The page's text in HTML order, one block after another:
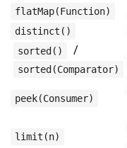
flatMap(Function)
distinct()
sorted()
/
sorted(Comparator)
peek(Consumer)
limit(n)